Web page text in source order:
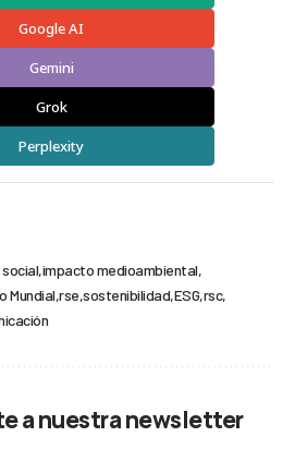
Google AI
Gemini
Grok
Perplexity
impacto medioambiental
Mundial rse sostenibilidad ESG rsc
a nuestra newsletter